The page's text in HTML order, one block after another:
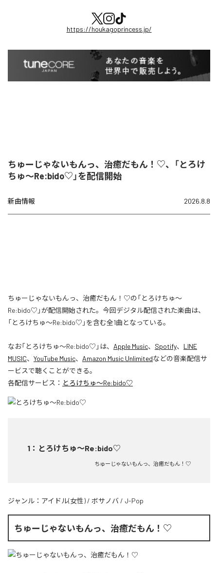
https://houkagoprincess.jp/
ちゅーじゃないもんっ、治癒だもん！♡、「とろけ
ちゅ〜Re:bido♡」を配信開始
新曲情報 2026.8.8
ちゅーじゃないもんっ、治癒だもん！♡の「とろけちゅ〜
Re:bido♡」が配信開始された。今回デジタル配信された楽曲は、
「とろけちゅ〜Re:bido♡」を含む全1曲となっている。
なお「とろけちゅ〜Re:bido♡ 」は、 Apple Music、 Spotify、 LINE
MUSIC、 YouTube Music、 Amazon Music Unlimitedなどの音楽配信サ
ービスで聴くことができる。
各配信サービス： とろけちゅ〜Re:bido♡
1 ： とろけちゅ〜Re:bido♡
ちゅーじゃないもんっ、治癒だもん！♡
ジャンル： アイドル(女性) / ボサノバ / J-Pop
ちゅーじゃないもんっ、治癒だもん！♡